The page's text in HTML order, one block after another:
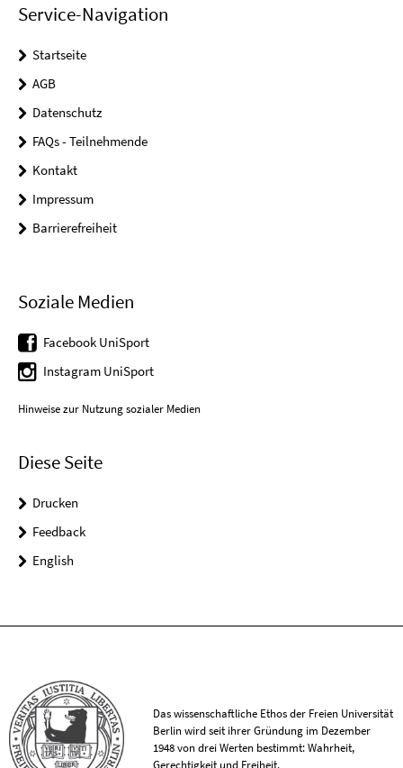
Service-Navigation
Startseite
AGB
Datenschutz
FAQs - Teilnehmende
Kontakt
Impressum
Barrierefreiheit
Soziale Medien
Facebook UniSport
Instagram UniSport
Hinweise zur Nutzung sozialer Medien
Diese Seite
Drucken
Feedback
English
Das wissenschaftliche Ethos der Freien Universität
Berlin wird seit ihrer Gründung im Dezember
1948 von drei Werten bestimmt: Wahrheit,
Gerechtigkeit und Freiheit.